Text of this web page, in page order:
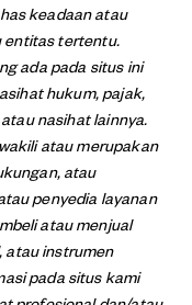
keadaan atau
entitas tertentu.
ada pada situs ini
hukum, pajak,
nasihat lainnya.
atau merupakan
atau
penyedia layanan
atau menjual
atau instrumen
pada situs kami